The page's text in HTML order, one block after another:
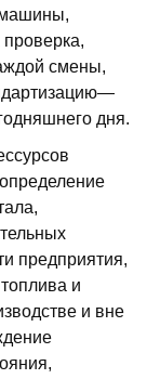
проверка,
смены,
дня.
предприятия,
и
и вне